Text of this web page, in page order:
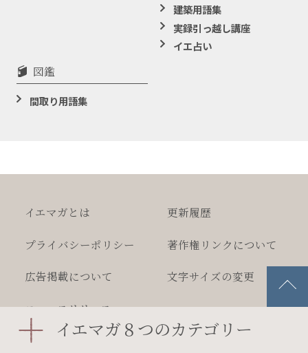
建築用語集
実録引っ越し講座
イエ占い
図鑑
間取り用語集
イエマガとは 更新履歴
プライバシーポリシー 著作権 リンクについて
広告掲載について 文字サイズの変更
ニュースリリース
イエマガ８つのカテゴリー